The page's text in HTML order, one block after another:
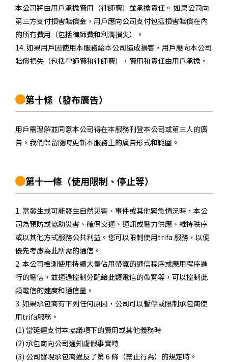
本公司將由用戶承擔費用（律師費）並承擔責任。 如果公司向
第三方支付損害賠償金，用戶應向公司支付包括損害賠償在內
的所有費用（包括律師費和利潤損失）。
14. 如果用戶因使用本服務給本公司造成損害，用戶應向本公司
賠償損失（包括律師費和律師費），費用和責任由用戶承擔。
第十條 （發布廣告）
用戶需理解並同意本公司得在本服務刊登本公司或第三人的廣
告。我們保留隨時更新本服務上的廣告形式和範圍。
第十一條 （使用限制、停止等）
1. 當發生或可能發生自然災害、事件或其他緊急情況時，本公
司為預防或協助災害、確保交通、通訊或電力供應、維持秩序
或以其他方式服務公共利益。您可以限制使用trifa 服務，以便
優先考慮為此所需的通信。
2. 本公司檢測使用持續大量佔用帶寬的通信程序或應用程序進
行的電信，並通過控制分配給此類電信的帶寬等，可以控制此
類電信的速度和通信量。
3. 如果承包商有下列任何原因，公司可以暫停或限制承包商使
用trifa服務。
(1) 當延遲支付本協議項下的費用或其他義務時
(2) 承包商向公司通知虛假事實時
(3) 公司發現承包商違反了第 6 條（禁止行為）的規定時。